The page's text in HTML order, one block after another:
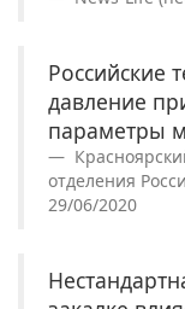
Российские
давление
параметры
отделения
29/06/2020